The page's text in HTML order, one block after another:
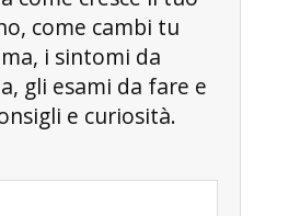
come cambi tu
i sintomi da
gli esami da fare e
e curiosità.